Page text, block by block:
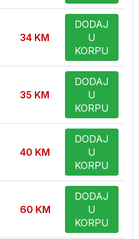
34 KM
DODAJ
U
KORPU
35 KM
DODAJ
U
KORPU
40 KM
DODAJ
U
KORPU
60 KM
DODAJ
U
KORPU